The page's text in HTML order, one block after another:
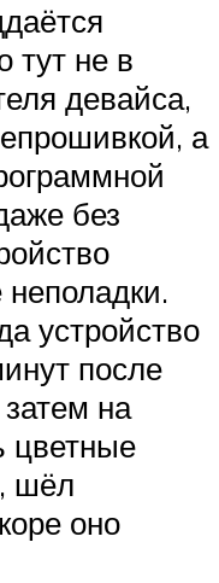
тут не в
девайса,
а
без
устройство
после
на
цветные
шёл
оно